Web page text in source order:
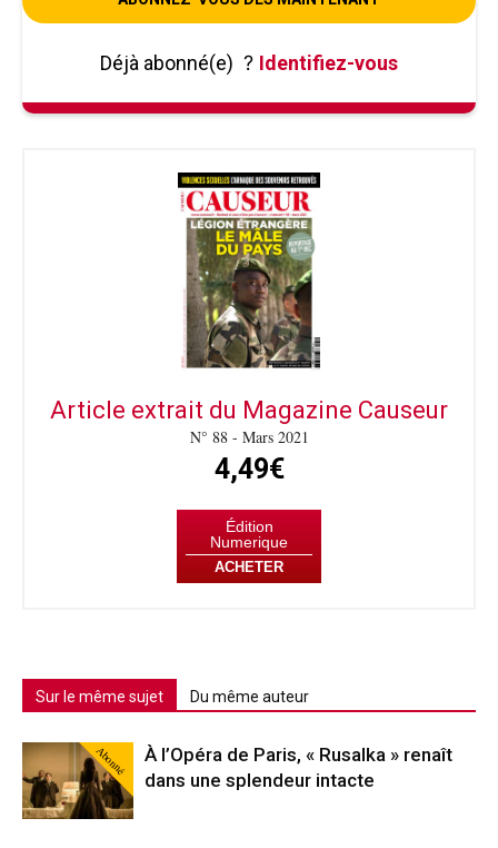
Déjà abonné(e) ? Identifiez-vous
Article extrait du Magazine Causeur
N° 88 - Mars 2021
4,49€
Édition
Numerique
ACHETER
Sur le même sujet Du même auteur
Abonné
À l’Opéra de Paris, « Rusalka » renaît
dans une splendeur intacte